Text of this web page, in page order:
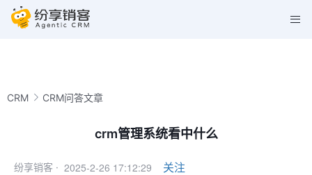
CRM CRM问答文章
crm管理系统看中什么
纷享销客 · 2025-2-26 17:12:29 关注